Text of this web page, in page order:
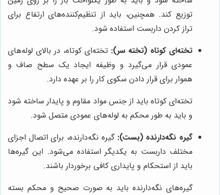
توزیع کند. همچنین، باید از تنظیم‌کننده‌های ارتفاع برای
تراز کردن داربست استفاده شود.
تخته‌ای کوتاه (تخته سر): تخته‌ای کوتاه، در بالای لوله‌های
عمودی قرار می‌گیرد و وظیفه ایجاد یک سطح صاف و
هموار برای قرار دادن سکوی کار را بر عهده دارد.
تخته‌ای کوتاه باید از جنس مواد مقاوم و پایدار ساخته شود
و باید به طور محکم به لوله‌های عمودی متصل شود.
گیره نگه‌دارنده (بست): گیره نگه‌دارنده، برای اتصال اجزای
مختلف داربست به یکدیگر استفاده می‌شود. این گیره‌ها
باید از استحکام و پایداری کافی برخوردار باشند.
گیره‌های نگه‌دارنده باید به صورت صحیح و محکم بسته